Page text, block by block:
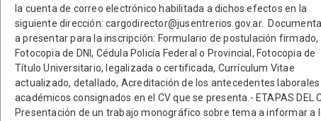
la cuenta de correo electrónico habilitada a dichos efectos en la
siguiente dirección: cargodirector@jusentrerios.gov.ar.
a presentar para la inscripción: Formulario de postulación firmado,
Fotocopia de DNI, Cédula Policía Federal o Provincial, Fotocopia de
Título Universitario, legalizada o certificada, Currículum Vitae
actualizado, detallado, Acreditación de los antecedentes laborales
académicos consignados en el CV que se presenta.- ETAPAS DEL
Presentación de un trabajo monográfico sobre tema a informar a